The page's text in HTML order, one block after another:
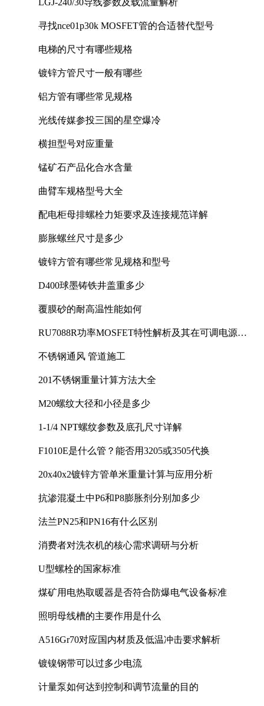
寻找nce01p30k MOSFET管的合适替代型号
电梯的尺寸有哪些规格
镀锌方管尺寸一般有哪些
铝方管有哪些常见规格
光线传媒参投三国的星空爆冷
横担型号对应重量
锰矿石产品化合水含量
曲臂车规格型号大全
配电柜母排螺栓力矩要求及连接规范详解
膨胀螺丝尺寸是多少
镀锌方管有哪些常见规格和型号
D400球墨铸铁井盖重多少
覆膜砂的耐高温性能如何
RU7088R功率MOSFET特性解析及其在可调电源设
不锈钢通风 管道施工
201不锈钢重量计算方法大全
M20螺纹大径和小径是多少
1-1/4 NPT螺纹参数及底孔尺寸详解
F1010E是什么管？能否用3205或3505代换
20x40x2镀锌方管单米重量计算与应用分析
抗渗混凝土中P6和P8膨胀剂分别加多少
法兰PN25和PN16有什么区别
消费者对洗衣机的核心需求调研与分析
U型螺栓的国家标准
煤矿用电热取暖器是否符合防爆电气设备标准
照明母线槽的主要作用是什么
A516Gr70对应国内材质及低温冲击要求解析
镀镍钢带可以过多少电流
计量泵如何达到控制和调节流量的目的